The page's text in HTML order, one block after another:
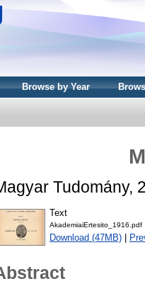
Browse by Year
Tudomány,
Text
AkademiaiErtesito_1916.pdf
Download (47MB)